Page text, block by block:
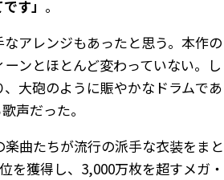
す」 。
アレンジもあったと思う。本作の
ンとほとんど変わっていない。し
大砲のように賑やかなドラムであ
声だった。
曲たちが流行の派手な衣装をまと
を獲得し、3,000万枚を超すメガ・